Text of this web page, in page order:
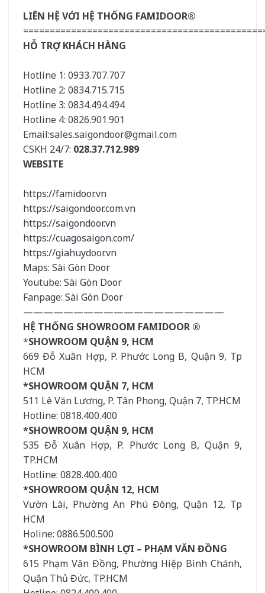
LIÊN HỆ VỚI HỆ THỐNG FAMIDOOR®
HỖ TRỢ KHÁCH HÀNG
Hotline 1: 0933.707.707
Hotline 2: 0834.715.715
Hotline 3: 0834.494.494
Hotline 4: 0826.901.901
Email:sales.saigondoor@gmail.com
CSKH 24/7: 028.37.712.989
WEBSITE
https://famidoor.vn
https://saigondoor.com.vn
https://saigondoor.vn
https://cuagosaigon.com/
https://giahuydoor.vn
Maps: Sài Gòn Door
Youtube: Sài Gòn Door
Fanpage: Sài Gòn Door
————————————————————
HỆ THỐNG SHOWROOM FAMIDOOR ®
*SHOWROOM QUẬN 9, HCM
669 Đỗ Xuân Hợp, P. Phước Long B, Quận 9, Tp
HCM
*SHOWROOM QUẬN 7, HCM
511 Lê Văn Lương, P. Tân Phong, Quận 7, TP.HCM
Hotline: 0818.400.400
*SHOWROOM QUẬN 9, HCM
535 Đỗ Xuân Hợp, P. Phước Long B, Quận 9,
TP.HCM
Hotline: 0828.400.400
*SHOWROOM QUẬN 12, HCM
Vườn Lài, Phường An Phú Đông, Quận 12, Tp
HCM
Holine: 0886.500.500
*SHOWROOM BÌNH LỢI – PHẠM VĂN ĐỒNG
615 Phạm Văn Đồng, Phường Hiệp Bình Chánh,
Quận Thủ Đức, TP.HCM